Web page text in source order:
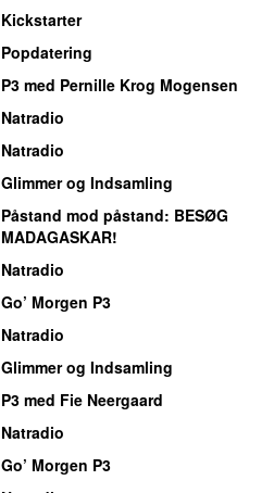
Kickstarter
Popdatering
P3 med Pernille Krog Mogensen
Natradio
Natradio
Glimmer og Indsamling
Påstand mod påstand: BESØG
MADAGASKAR!
Natradio
Go’ Morgen P3
Natradio
Glimmer og Indsamling
P3 med Fie Neergaard
Natradio
Go’ Morgen P3